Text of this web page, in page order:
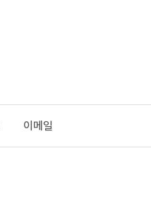
이메일